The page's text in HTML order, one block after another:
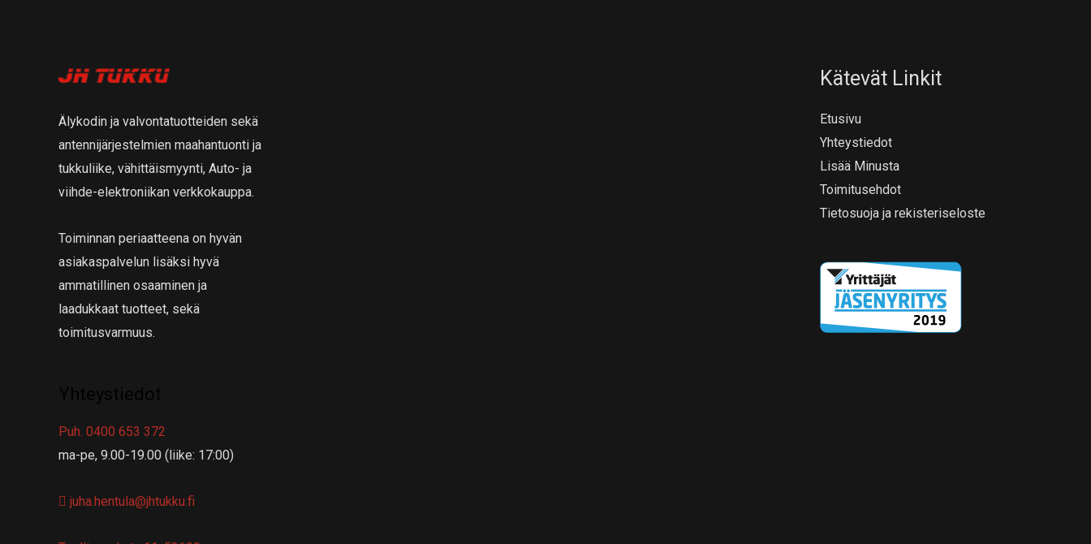
Älykodin ja valvontatuotteiden sekä
antennijärjestelmien maahantuonti ja
tukkuliike, vähittäismyynti, Auto- ja
viihde-elektroniikan verkkokauppa.
Toiminnan periaatteena on hyvän
asiakaspalvelun lisäksi hyvä
ammatillinen osaaminen ja
laadukkaat tuotteet, sekä
toimitusvarmuus.
Puh. 0400 653 372
ma-pe, 9.00-19.00 (liike: 17:00)
juha.hentula@jhtukku.fi
Kätevät Linkit
Etusivu
Yhteystiedot
Lisää Minusta
Toimitusehdot
Tietosuoja ja rekisteriseloste